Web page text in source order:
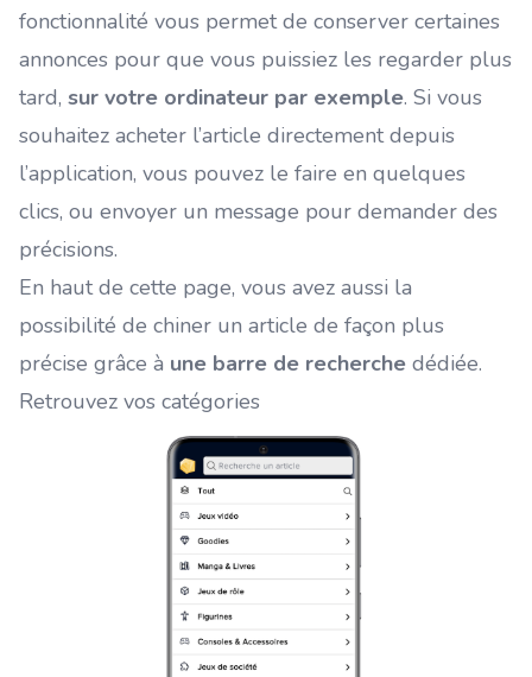
fonctionnalité vous permet de conserver certaines
annonces pour que vous puissiez les regarder plus
tard, sur votre ordinateur par exemple. Si vous
souhaitez acheter l’article directement depuis
l’application, vous pouvez le faire en quelques
clics, ou envoyer un message pour demander des
précisions.
En haut de cette page, vous avez aussi la
possibilité de chiner un article de façon plus
précise grâce à une barre de recherche dédiée.
Retrouvez vos catégories